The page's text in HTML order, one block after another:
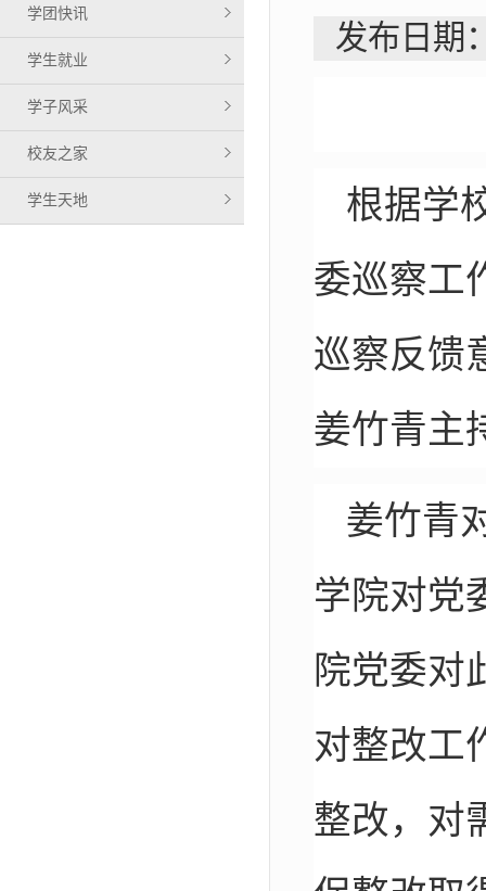
学团快讯
学生就业
学子风采
校友之家
学生天地
发布日
根据学
委巡察工
巡察反馈
姜竹青主
姜竹青
学院对党
院党委对
对整改工
整改，对